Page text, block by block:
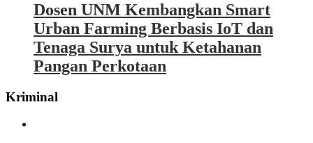
Dosen UNM Kembangkan Smart
Urban Farming Berbasis IoT dan
Tenaga Surya untuk Ketahanan
Pangan Perkotaan
Kriminal